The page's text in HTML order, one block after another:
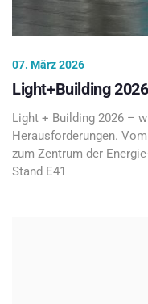
07. März 2026
Light+Building 2026
Light + Building 2026 –
Herausforderungen.
zum Zentrum der
Stand E41